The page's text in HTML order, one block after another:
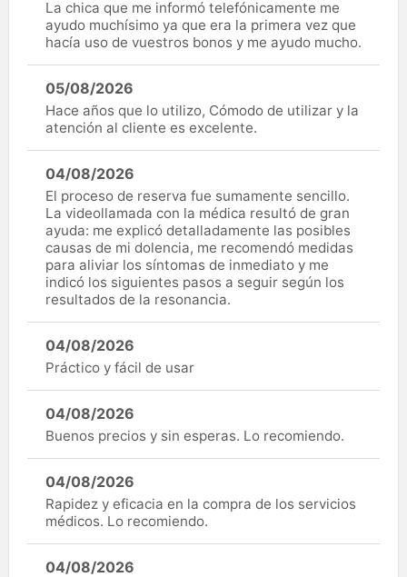
La chica que me informó telefónicamente me
ayudo muchísimo ya que era la primera vez que
hacía uso de vuestros bonos y me ayudo mucho.
05/08/2026
Hace años que lo utilizo, Cómodo de utilizar y la
atención al cliente es excelente.
04/08/2026
El proceso de reserva fue sumamente sencillo.
La videollamada con la médica resultó de gran
ayuda: me explicó detalladamente las posibles
causas de mi dolencia, me recomendó medidas
para aliviar los síntomas de inmediato y me
indicó los siguientes pasos a seguir según los
resultados de la resonancia.
04/08/2026
Práctico y fácil de usar
04/08/2026
Buenos precios y sin esperas. Lo recomiendo.
04/08/2026
Rapidez y eficacia en la compra de los servicios
médicos. Lo recomiendo.
04/08/2026